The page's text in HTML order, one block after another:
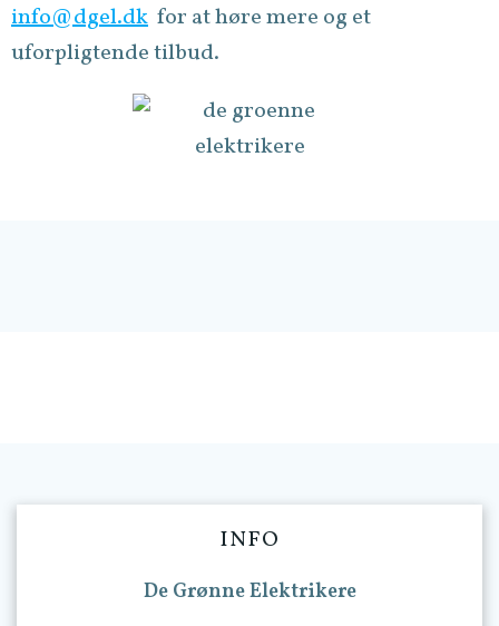
info@dgel.dk for at høre mere og et
uforpligtende tilbud.
INFO
De Grønne Elektrikere